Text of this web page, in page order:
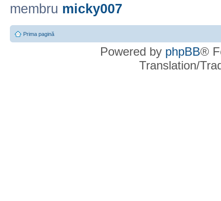
membru micky007
Prima pagină
Powered by phpBB®
Translation/